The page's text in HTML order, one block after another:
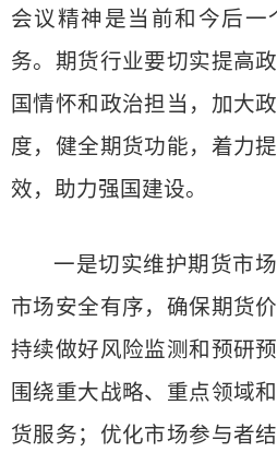
会议精神是当前和今后一
务。期货行业要切实提高
国情怀和政治担当，加大
度，健全期货功能，着力
效，助力强国建设。
一是切实维护期货市
市场安全有序，确保期货
持续做好风险监测和预研
围绕重大战略、重点领域
货服务；优化市场参与者